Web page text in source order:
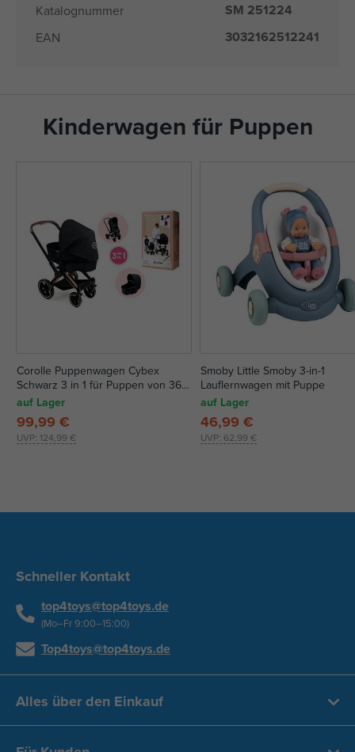
Katalognummer SM 251224
EAN 3032162512241
Kinderwagen für Puppen
Corolle Puppenwagen Cybex
Schwarz 3 in 1 für Puppen von 36-
42 cm
auf Lager
UVP: 124,99 €
99,99 €
Smoby Little Smoby 3-in-1
Lauflernwagen mit Puppe
auf Lager
UVP: 62,99 €
46,99 €
Schneller Kontakt
top4toys@top4toys.de
(Mo–Fr 9:00–15:00)
Top4toys@top4toys.de
Alles über den Einkauf